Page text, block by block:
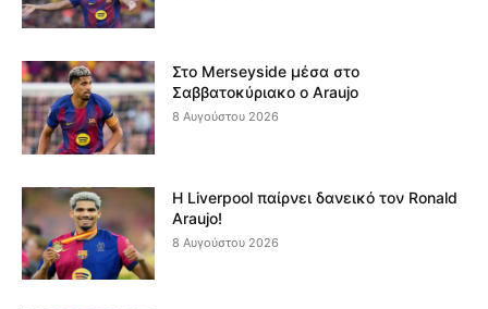
Στο Merseyside μέσα στο
Σαββατοκύριακο ο Araujo
8 Αυγούστου 2026
Η Liverpool παίρνει δανεικό τον Ronald
Araujo!
8 Αυγούστου 2026